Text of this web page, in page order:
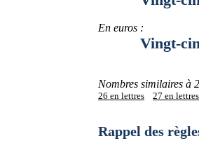
En euros :
Vingt-cinq
Nombres similaires à
26 en lettres 27 en lettres
Rappel des